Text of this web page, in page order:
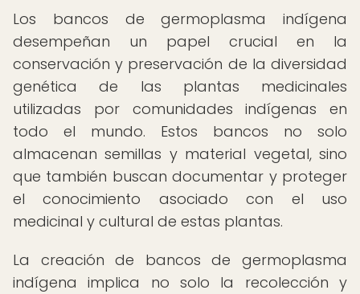
Los bancos de germoplasma indígena
desempeñan un papel crucial en la
conservación y preservación de la diversidad
genética de las plantas medicinales
utilizadas por comunidades indígenas en
todo el mundo. Estos bancos no solo
almacenan semillas y material vegetal, sino
que también buscan documentar y proteger
el conocimiento asociado con el uso
medicinal y cultural de estas plantas.
La creación de bancos de germoplasma
indígena implica no solo la recolección y